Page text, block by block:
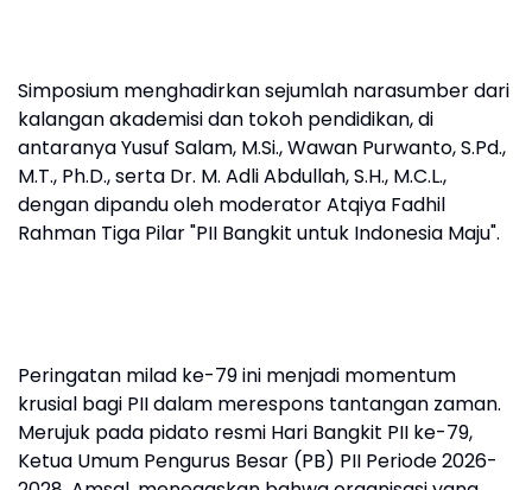
Simposium menghadirkan sejumlah narasumber dari
kalangan akademisi dan tokoh pendidikan, di
antaranya Yusuf Salam, M.Si., Wawan Purwanto, S.Pd.,
M.T., Ph.D., serta Dr. M. Adli Abdullah, S.H., M.C.L.,
dengan dipandu oleh moderator Atqiya Fadhil
Rahman Tiga Pilar "PII Bangkit untuk Indonesia Maju".
Peringatan milad ke-79 ini menjadi momentum
krusial bagi PII dalam merespons tantangan zaman.
Merujuk pada pidato resmi Hari Bangkit PII ke-79,
Ketua Umum Pengurus Besar (PB) PII Periode 2026-